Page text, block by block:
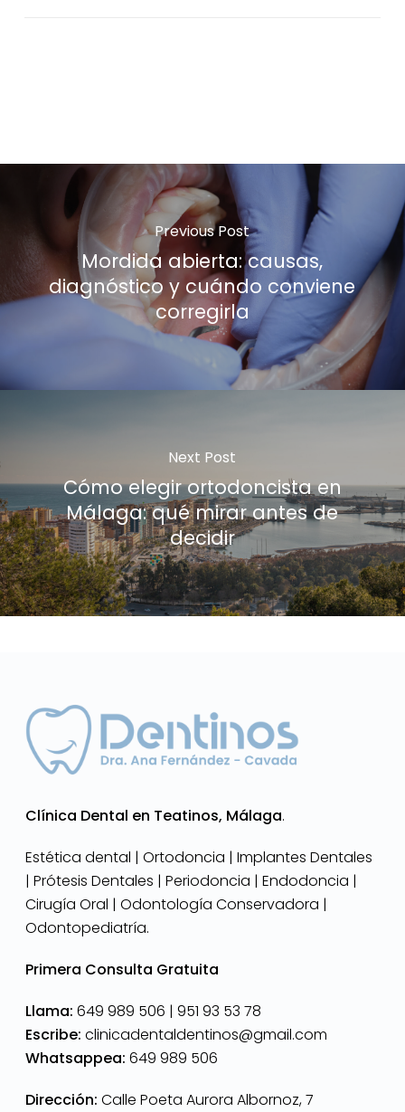
Previous Post
Mordida abierta: causas,
diagnóstico y cuándo conviene
corregirla
Next Post
Cómo elegir ortodoncista en
Málaga: qué mirar antes de
decidir
Clínica Dental en Teatinos, Málaga.
Estética dental | Ortodoncia | Implantes Dentales
| Prótesis Dentales | Periodoncia | Endodoncia |
Cirugía Oral | Odontología Conservadora |
Odontopediatría.
Primera Consulta Gratuita
Llama: 649 989 506 | 951 93 53 78
Escribe: clinicadentaldentinos@gmail.com
Whatsappea: 649 989 506
Dirección: Calle Poeta Aurora Albornoz, 7